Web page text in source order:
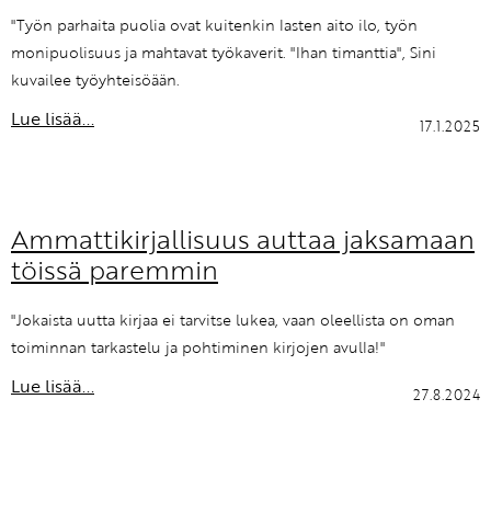
"Työn parhaita puolia ovat kuitenkin lasten aito ilo, työn
monipuolisuus ja mahtavat työkaverit. "Ihan timanttia", Sini
kuvailee työyhteisöään.
Lue lisää... 17.1.2025
Ammattikirjallisuus auttaa jaksamaan
töissä paremmin
"Jokaista uutta kirjaa ei tarvitse lukea, vaan oleellista on oman
toiminnan tarkastelu ja pohtiminen kirjojen avulla!"
Lue lisää... 27.8.2024